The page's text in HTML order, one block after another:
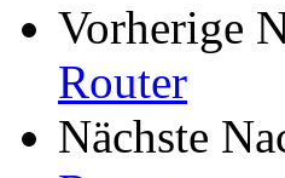
Vorherige
Router
Nächste